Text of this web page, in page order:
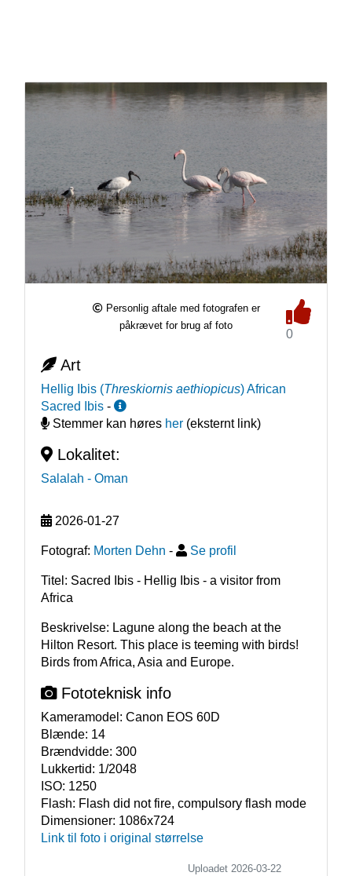
Personlig aftale med fotografen er
påkrævet for brug af foto
0
Art
Hellig Ibis (Threskiornis aethiopicus)African
Sacred Ibis -
Stemmer kan høres her(eksternt link)
Lokalitet:
Salalah - Oman
2026-01-27
Fotograf: Morten Dehn - Se profil
Titel: Sacred Ibis - Hellig Ibis - a visitor from
Africa
Beskrivelse: Lagune along the beach at the
Hilton Resort. This place is teeming with birds!
Birds from Africa, Asia and Europe.
Fototeknisk info
Kameramodel: Canon EOS 60D
Blænde: 14
Brændvidde: 300
Lukkertid: 1/2048
ISO: 1250
Flash: Flash did not fire, compulsory flash mode
Dimensioner: 1086x724
Link til foto i original størrelse
Uploadet 2026-03-22